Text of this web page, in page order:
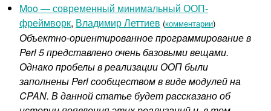
Moo — современный минимальный ООП-
фреймворк, Владимир Леттиев (комментарии)
Объектно-ориентированное программирование в
Perl 5 представлено очень базовыми вещами.
Однако пробелы в реализации ООП были
заполнены Perl сообществом в виде модулей на
CPAN. В данной статье будет рассказано об